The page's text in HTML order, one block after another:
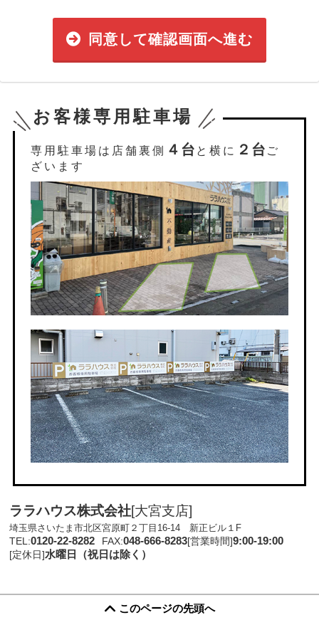
同意して確認画面へ進む
お客様専用駐車場
専用駐車場は店舗裏側 ４台 と横に ２台 ご
ざいます
ララハウス株式会社[大宮支店]
埼玉県さいたま市北区宮原町２丁目16-14 新正ビル１F
TEL:0120-22-8282 FAX:048-666-8283[営業時間]9:00-19:00
[定休日]水曜日（祝日は除く）
このページの先頭へ